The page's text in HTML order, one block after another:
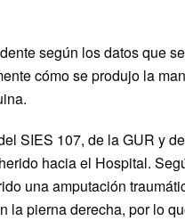
según los datos que
cómo se produjo la
SIES 107, de la GUR y
hacia el Hospital.
una amputación
la pierna derecha, por lo